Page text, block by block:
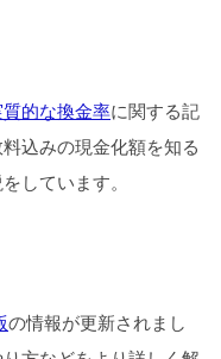
的な換金率に関する記
込みの現金化額を知る
しています。
の情報が更新されまし